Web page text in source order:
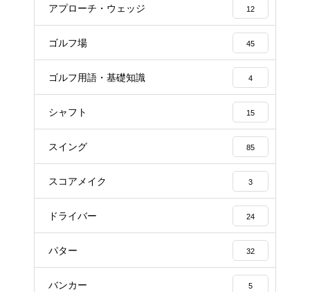
アプローチ・ウェッジ 12
ゴルフ場 45
ゴルフ用語・基礎知識 4
シャフト 15
スイング 85
スコアメイク 3
ドライバー 24
パター 32
バンカー 5